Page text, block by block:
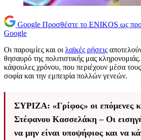
Google Προσθέστε το ENIKOS ως
Google
Οι παροιμίες και οι λαϊκές ρήσεις
θησαυρό της πολιτιστικής μας
κάψουλες χρόνου, που περιέχουν μέσα
σοφία και την εμπειρία πολλών γενεών.
ΣΥΡΙΖΑ: «Γρίφος» οι επόμενες
Στέφανου Κασσελάκη – Οι
να μην είναι υποψήφιος και να